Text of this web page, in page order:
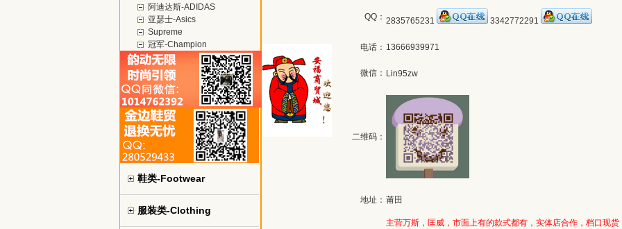
阿迪达斯-ADIDAS
亚瑟士-Asics
Supreme
冠军-Champion
鞋类-Footwear
服装类-Clothing
QQ： 2835765231 3342772291
电话： 13666939971
微信： Lin95zw
二维码：
地址： 莆田
主营万斯，匡威，市面上有的款式都有，实体店合作，档口现货